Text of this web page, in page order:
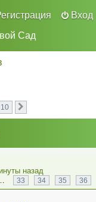
Вход
Сад
10
назад
33 34 35 36